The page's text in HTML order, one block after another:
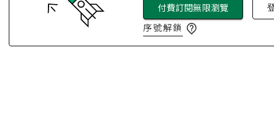
付費訂閱無限瀏覽
序號解鎖